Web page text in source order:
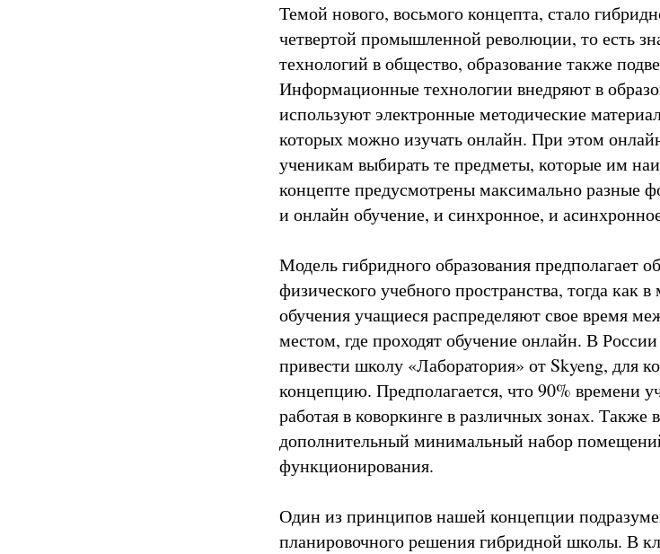
Темой нового, восьмого концепта, стало
четвертой промышленной революции, то есть
технологий в общество, образование также
Информационные технологии внедряют в
используют электронные методические
которых можно изучать онлайн. При этом
ученикам выбирать те предметы, которые им
концепте предусмотрены максимально разные
и онлайн обучение, и синхронное, и
Модель гибридного образования предполагает
физического учебного пространства, тогда как
обучения учащиеся распределяют свое время
местом, где проходят обучение онлайн. В
привести школу «Лаборатория» от Skyeng, для
концепцию. Предполагается, что 90% времени
работая в коворкинге в различных зонах. Также
дополнительный минимальный набор
функционирования.
Один из принципов нашей концепции
планировочного решения гибридной школы. В